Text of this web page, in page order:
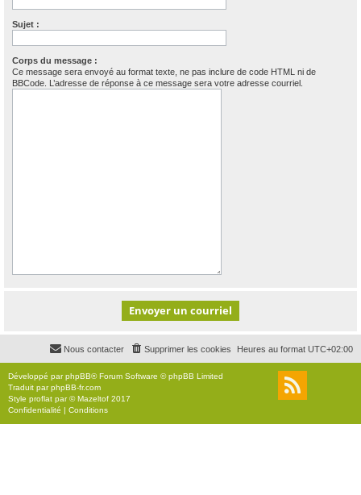
Sujet :
Corps du message :
Ce message sera envoyé au format texte, ne pas inclure de code HTML ni de
BBCode. L’adresse de réponse à ce message sera votre adresse courriel.
Heures au format UTC+02:00
Supprimer les cookies
Nous contacter
Développé parphpBB® Forum Software © phpBB Limited
Traduit parphpBB-fr.com
Style proflat par ©Mazeltof 2017
Confidentialité | Conditions